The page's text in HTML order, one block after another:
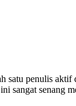
satu penulis
sangat senang